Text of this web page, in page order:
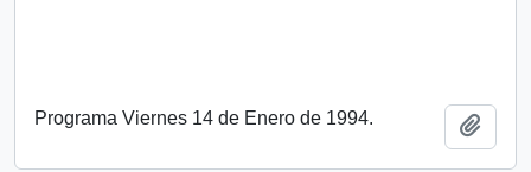
Programa Viernes 14 de Enero de 1994.